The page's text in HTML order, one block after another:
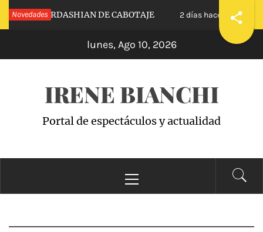
Saltar
al
Novedades
KARDASHIAN DE CABOTAJE 2 días hace RAISING
lunes, Ago 10, 2026
IRENE BIANCHI
Portal de espectáculos y actualidad
principal